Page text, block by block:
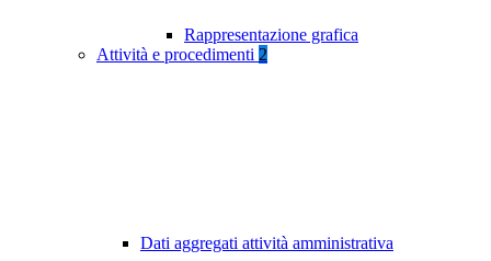
Rappresentazione grafica
Attività e procedimenti 2
Dati aggregati attività amministrativa